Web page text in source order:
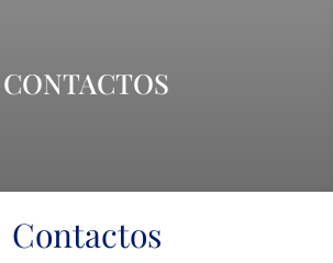
CONTACTOS
Contactos